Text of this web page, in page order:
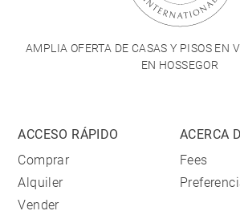
AMPLIA OFERTA DE CASAS Y PISOS EN
EN HOSSEGOR
ACCESO RÁPIDO
Comprar
Alquiler
Vender
ACERCA
Fees